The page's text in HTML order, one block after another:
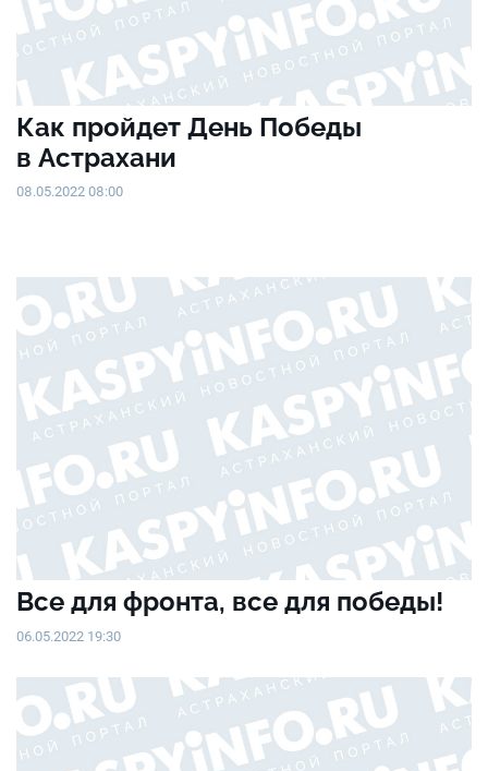
Как пройдет День Победы
в Астрахани
08.05.2022 08:00
Все для фронта, все для победы!
06.05.2022 19:30